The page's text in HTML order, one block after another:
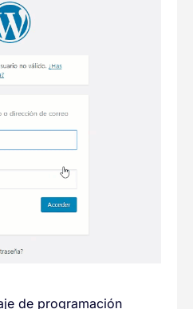
de programación